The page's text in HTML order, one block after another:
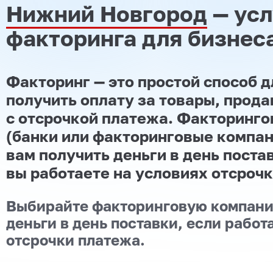
Нижний Новгород —
факторинга для
Факторинг — это простой способ
получить оплату за товары,
с отсрочкой платежа.
(банки или факторинговые
вам получить деньги в день
вы работаете на условиях
Выбирайте факторинговую
деньги в день поставки, если
отсрочки платежа.